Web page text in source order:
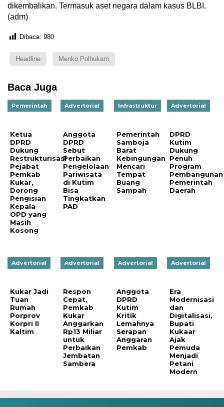
dikembalikan. Termasuk aset negara dalam kasus BLBI.
(adm)
Dibaca: 980
Headline Menko Polhukam
Baca Juga
Pemerintah
Ketua
DPRD
Dukung
Restrukturisasi
Pejabat
Pemkab
Kukar,
Dorong
Pengisian
Kepala
OPD yang
Masih
Kosong
Advertorial
Anggota
DPRD
Sebut
Perbaikan
Pengelolaan
Pariwisata
di Kutim
Bisa
Tingkatkan
PAD
Infrastruktur
Pemerintah
Samboja
Barat
Kebingungan
Mencari
Tempat
Buang
Sampah
Advertorial
DPRD
Kutim
Dukung
Penuh
Program
Pembangunan
Pemerintah
Daerah
Advertorial
Kukar Jadi
Tuan
Rumah
Porprov
Korpri II
Kaltim
Advertorial
Respon
Cepat,
Pemkab
Kukar
Anggarkan
Rp13 Miliar
untuk
Perbaikan
Jembatan
Sambera
Advertorial
Anggota
DPRD
Kutim
Kritik
Lemahnya
Serapan
Anggaran
Pemkab
Advertorial
Era
Modernisasi
dan
Digitalisasi,
Bupati
Kukaar
Ajak
Pemuda
Menjadi
Petani
Modern